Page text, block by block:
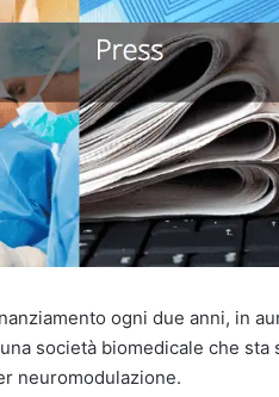
ogni due anni, in
società biomedicale che
neuromodulazione.